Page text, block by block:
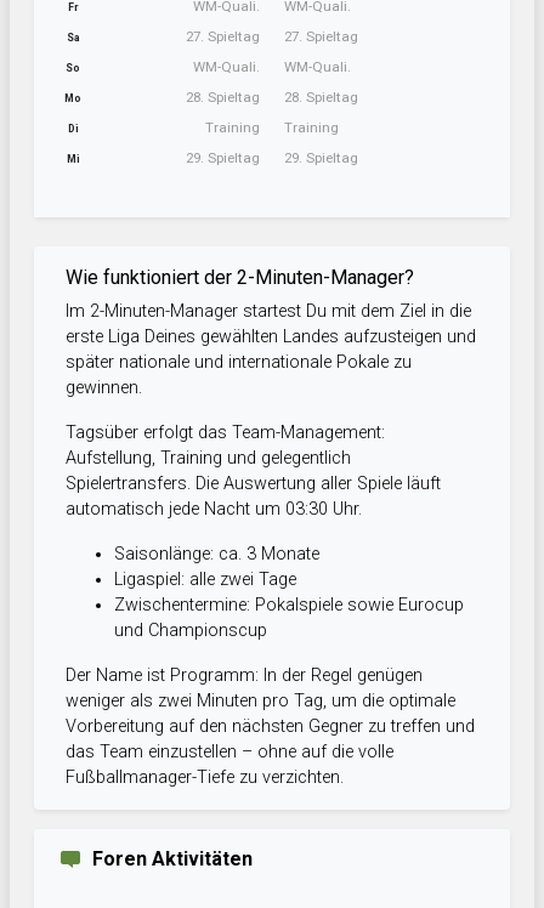
Fr WM-Quali.
Sa 27. Spieltag
So WM-Quali.
Mo 28. Spieltag
Di Training
Mi 29. Spieltag
WM-Quali.
27. Spieltag
WM-Quali.
28. Spieltag
Training
29. Spieltag
Wie funktioniert der 2-Minuten-Manager?
Im 2-Minuten-Manager startest Du mit dem Ziel in die
erste Liga Deines gewählten Landes aufzusteigen und
später nationale und internationale Pokale zu
gewinnen.
Tagsüber erfolgt das Team-Management:
Aufstellung, Training und gelegentlich
Spielertransfers. Die Auswertung aller Spiele läuft
automatisch jede Nacht um 03:30 Uhr.
Saisonlänge: ca. 3 Monate
Ligaspiel: alle zwei Tage
Zwischentermine: Pokalspiele sowie Eurocup
und Championscup
Der Name ist Programm: In der Regel genügen
weniger als zwei Minuten pro Tag, um die optimale
Vorbereitung auf den nächsten Gegner zu treffen und
das Team einzustellen – ohne auf die volle
Fußballmanager-Tiefe zu verzichten.
Foren Aktivitäten